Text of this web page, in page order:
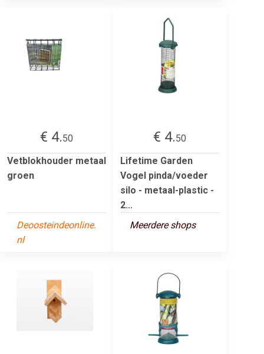
€ 4.50
Vetblokhouder metaal
groen
Deoosteindeonline.
nl
€ 4.50
Lifetime Garden
Vogel pinda/voeder
silo - metaal-plastic -
2...
Meerdere shops